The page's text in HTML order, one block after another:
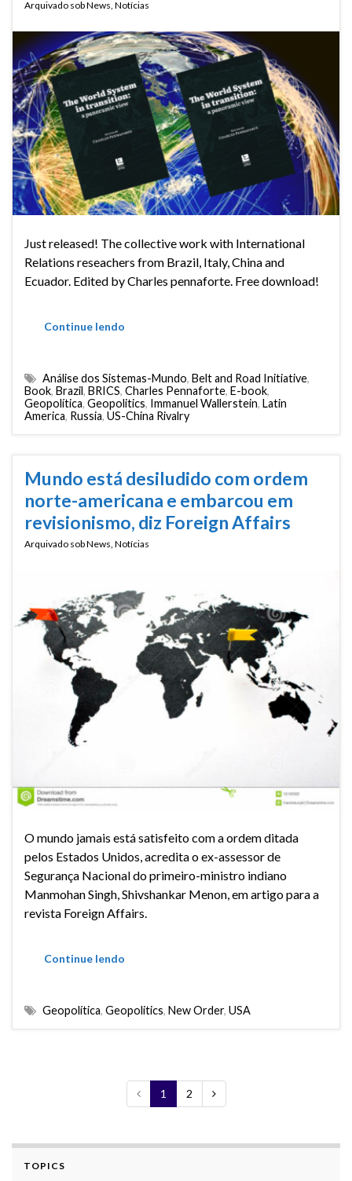
Arquivado sobNews Notícias
Just released! The collective work with International
Relations reseachers from Brazil, Italy, China and
Ecuador. Edited by Charles pennaforte. Free download!
Continue lendo
Análise dos Sistemas-Mundo, Belt and Road Initiative,
Book, Brazil, BRICS, Charles Pennaforte, E-book,
Geopolítica, Geopolitics, Immanuel Wallerstein, Latin
America, Russia, US-China Rivalry
Mundo está desiludido com ordem
norte-americana e embarcou em
revisionismo, diz Foreign Affairs
Arquivado sobNews Notícias
O mundo jamais está satisfeito com a ordem ditada
pelos Estados Unidos, acredita o ex-assessor de
Segurança Nacional do primeiro-ministro indiano
Manmohan Singh, Shivshankar Menon, em artigo para a
revista Foreign Affairs.
Continue lendo
Geopolítica, Geopolitics, New Order, USA
1 2
TOPICS